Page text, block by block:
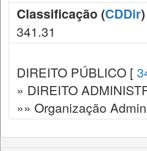
Classificação (CDDir)
341.31
DIREITO PÚBLICO [
» DIREITO
»» Organização